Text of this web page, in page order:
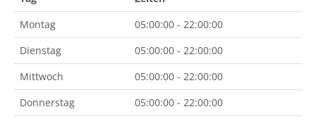
Montag
05:00:00 - 22:00:00
Dienstag
05:00:00 - 22:00:00
Mittwoch
05:00:00 - 22:00:00
Donnerstag
05:00:00 - 22:00:00